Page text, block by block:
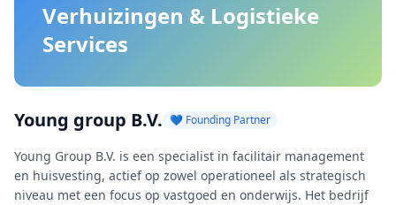
Verhuizingen & Logistieke
Services
Young group B.V. 💙 Founding Partner
Young Group B.V. is een specialist in facilitair management
en huisvesting, actief op zowel operationeel als strategisch
niveau met een focus op vastgoed en onderwijs. Het bedrijf